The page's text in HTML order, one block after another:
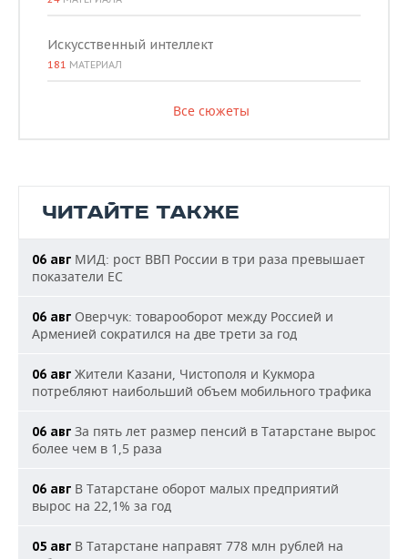
Искусственный интеллект
181 МАТЕРИАЛ
Все сюжеты
ЧИТАЙТЕ ТАКЖЕ
06 авг МИД: рост ВВП России в три раза превышает
показатели ЕС
06 авг Оверчук: товарооборот между Россией и
Арменией сократился на две трети за год
06 авг Жители Казани, Чистополя и Кукмора
потребляют наибольший объем мобильного трафика
06 авг За пять лет размер пенсий в Татарстане вырос
более чем в 1,5 раза
06 авг В Татарстане оборот малых предприятий
вырос на 22,1% за год
05 авг В Татарстане направят 778 млн рублей на